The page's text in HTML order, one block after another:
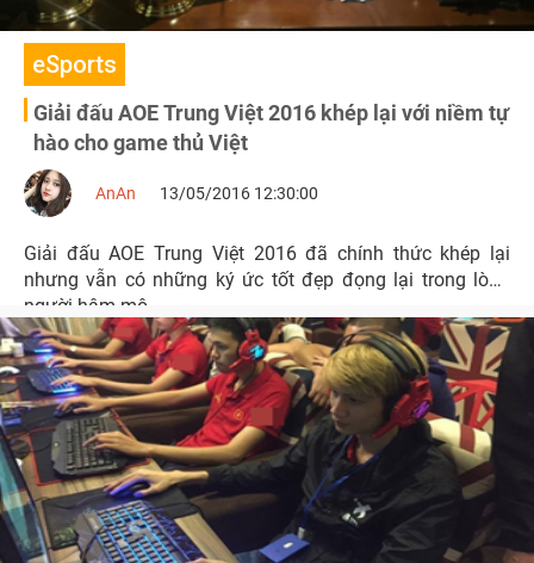
eSports
Giải đấu AOE Trung Việt 2016 khép lại với niềm tự
hào cho game thủ Việt
AnAn 13/05/2016 12:30:00
Giải đấu AOE Trung Việt 2016 đã chính thức khép lại
nhưng vẫn có những ký ức tốt đẹp đọng lại trong lòng
người hâm mộ.